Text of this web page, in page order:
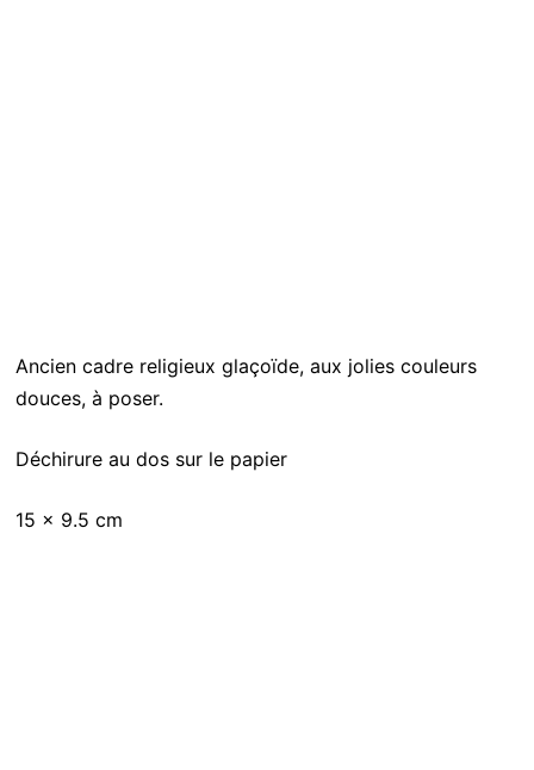
Ancien cadre religieux glaçoïde, aux jolies couleurs
douces, à poser.
Déchirure au dos sur le papier
15 x 9.5 cm